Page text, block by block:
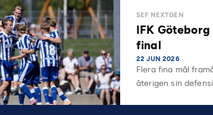
SEF NEXTGEN
IFK
final
22 JUN 2026
Flera fina mål
återigen sin